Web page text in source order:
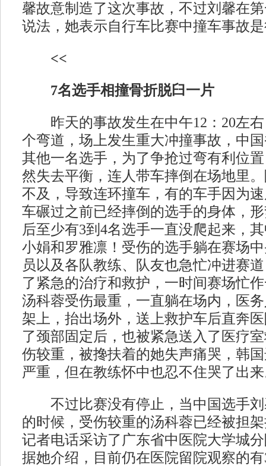
馨故意制造了这次事故，不过刘馨在
说法，她表示自行车比赛中撞车事故
<<
7名选手相撞骨折脱臼一片
昨天的事故发生在中午12：20左右
个弯道，场上发生重大冲撞事故，中
其他一名选手，为了争抢过弯有利位
然失去平衡，连人带车摔倒在场地里
不及，导致连环撞车，有的车手因为
车碾过之前已经摔倒的选手的身体，
后至少有3到4名选手一直没爬起来，
小娟和罗雅凛！受伤的选手躺在赛场
员以及各队教练、队友也急忙冲进赛
了紧急的治疗和救护，一时间赛场忙
汤科蓉受伤最重，一直躺在场内，医
架上，抬出场外，送上救护车后直奔
了颈部固定后，也被紧急送入了医疗
伤较重，被搀扶着的她失声痛哭，韩
严重，但在教练怀中也忍不住哭了出
不过比赛没有停止，当中国选手刘
的时候，受伤较重的汤科蓉已经被担
记者电话采访了广东省中医院大学城
据她介绍，目前仍在医院留院观察的